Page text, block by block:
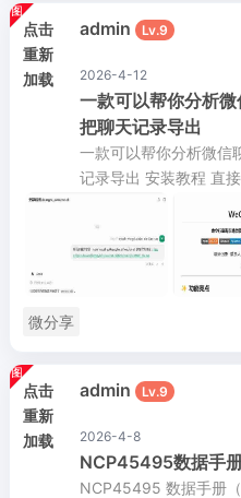
点击
重新
加载
admin Lv.9
2026-4-12
一款可以帮你分析
把聊天记录导出
一款可以帮你分析微信
记录导出 安装教程 直
微分享
点击
重新
加载
admin Lv.9
2026-4-8
NCP45495数据手
NCP45495 数据手册